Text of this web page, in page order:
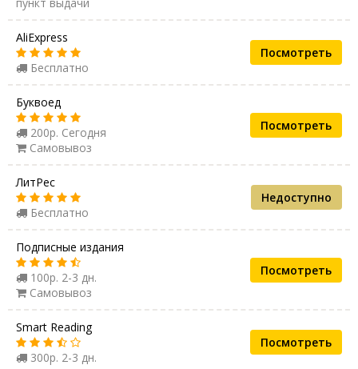
пункт выдачи
AliExpress
Бесплатно
Посмотреть
Буквоед
200р. Сегодня
Самовывоз
Посмотреть
ЛитРес
Бесплатно
Недоступно
Подписные издания
100р. 2-3 дн.
Самовывоз
Посмотреть
Smart Reading
300р. 2-3 дн.
Посмотреть